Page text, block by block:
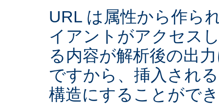
URL は属性から作ら
イアントがアクセス
る内容が解析後の出
ですから、挿入され
構造にすることがで